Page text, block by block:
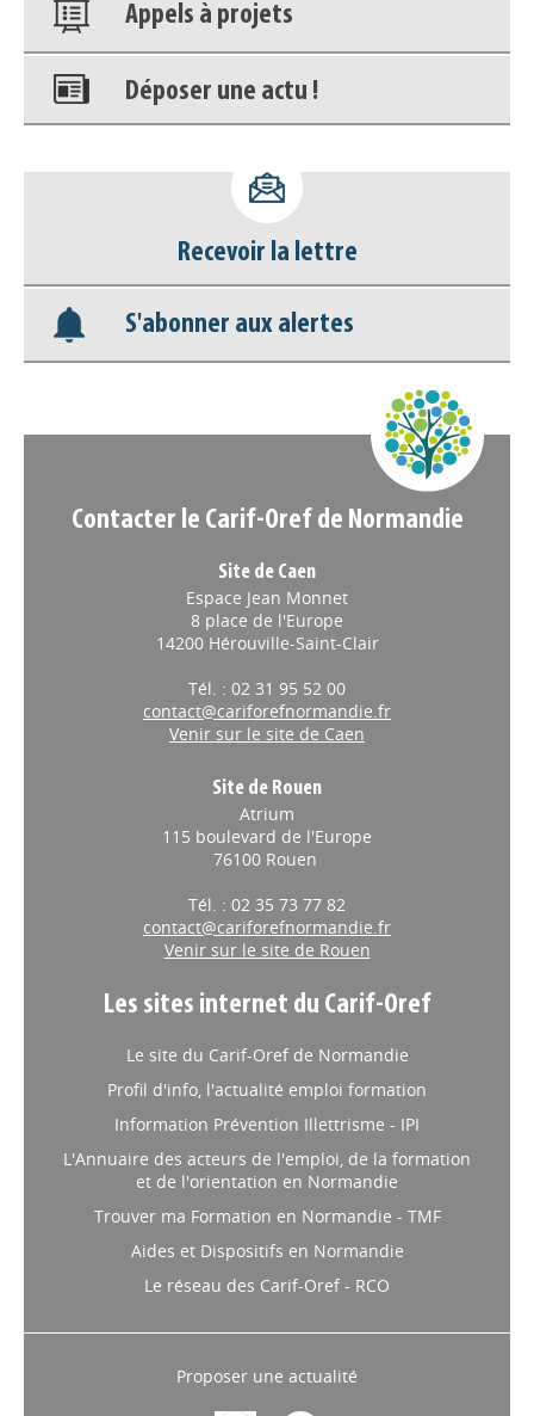
Appels à projets
Déposer une actu !
déconnecter)
Base documentaire
Nos veilles Scoop.it
Recevoir la lettre
S'abonner aux alertes
Contacter le Carif-Oref de Normandie
Site de Caen
Espace Jean Monnet
8 place de l'Europe
14200 Hérouville-Saint-Clair
Tél. : 02 31 95 52 00
contact@cariforefnormandie.fr
Venir sur le site de Caen
Site de Rouen
Atrium
115 boulevard de l'Europe
76100 Rouen
Tél. : 02 35 73 77 82
contact@cariforefnormandie.fr
Venir sur le site de Rouen
Les sites internet du Carif-Oref
Le site du Carif-Oref de Normandie
Profil d'info, l'actualité emploi formation
Information Prévention Illettrisme - IPI
L'Annuaire des acteurs de l'emploi, de la formation
et de l'orientation en Normandie
Trouver ma Formation en Normandie - TMF
Aides et Dispositifs en Normandie
Le réseau des Carif-Oref - RCO
Proposer une actualité